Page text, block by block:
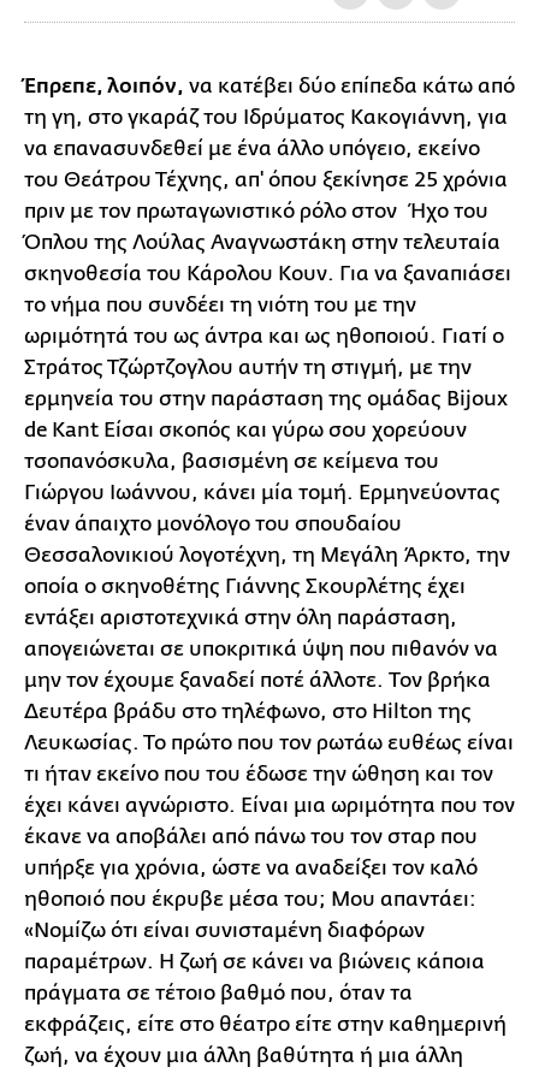
Έπρεπε, λοιπόν, να κατέβει δύο επίπεδα κάτω από
τη γη, στο γκαράζ του Ιδρύματος Κακογιάννη, για
να επανασυνδεθεί με ένα άλλο υπόγειο, εκείνο
του Θεάτρου Τέχνης, απ' όπου ξεκίνησε 25 χρόνια
πριν με τον πρωταγωνιστικό ρόλο στον Ήχο του
Όπλου της Λούλας Αναγνωστάκη στην τελευταία
σκηνοθεσία του Κάρολου Κουν. Για να ξαναπιάσει
το νήμα που συνδέει τη νιότη του με την
ωριμότητά του ως άντρα και ως ηθοποιού. Γιατί ο
Στράτος Τζώρτζογλου αυτήν τη στιγμή, με την
ερμηνεία του στην παράσταση της ομάδας Bijoux
de Kant Είσαι σκοπός και γύρω σου χορεύουν
τσοπανόσκυλα, βασισμένη σε κείμενα του
Γιώργου Ιωάννου, κάνει μία τομή. Ερμηνεύοντας
έναν άπαιχτο μονόλογο του σπουδαίου
Θεσσαλονικιού λογοτέχνη, τη Μεγάλη Άρκτο, την
οποία ο σκηνοθέτης Γιάννης Σκουρλέτης έχει
εντάξει αριστοτεχνικά στην όλη παράσταση,
απογειώνεται σε υποκριτικά ύψη που πιθανόν να
μην τον έχουμε ξαναδεί ποτέ άλλοτε. Toν βρήκα
Δευτέρα βράδυ στο τηλέφωνο, στο Hilton της
Λευκωσίας. Το πρώτο που τον ρωτάω ευθέως είναι
τι ήταν εκείνο που του έδωσε την ώθηση και τον
έχει κάνει αγνώριστο. Είναι μια ωριμότητα που τον
έκανε να αποβάλει από πάνω του τον σταρ που
υπήρξε για χρόνια, ώστε να αναδείξει τον καλό
ηθοποιό που έκρυβε μέσα του; Μου απαντάει:
«Νομίζω ότι είναι συνισταμένη διαφόρων
παραμέτρων. Η ζωή σε κάνει να βιώνεις κάποια
πράγματα σε τέτοιο βαθμό που, όταν τα
εκφράζεις, είτε στο θέατρο είτε στην καθημερινή
ζωή, να έχουν μια άλλη βαθύτητα ή μια άλλη